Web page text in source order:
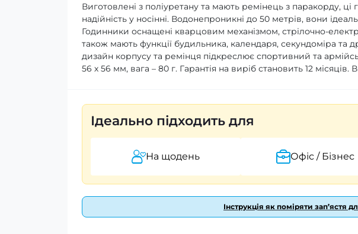
Виготовлені з поліуретану та мають ремінець з паракорду,
надійність у носінні. Водонепроникні до 50 метрів, вони
Годинники оснащені кварцовим механізмом, стрілочно-
також мають функції будильника, календаря, секундоміра та
дизайн корпусу та ремінця підкреслює спортивний та
56 х 56 мм, вага – 80 г. Гарантія на виріб становить 12 місяців.
Ідеально підходить для
На щодень Офіс / Бізнес
Інструкція як поміряти зап’ястя